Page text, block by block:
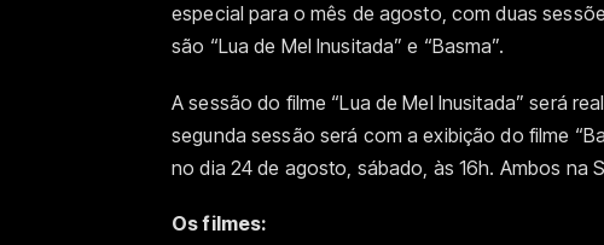
especial para o mês de agosto, com duas
são “Lua de Mel Inusitada” e “Basma”.
A sessão do filme “Lua de Mel Inusitada” será
segunda sessão será com a exibição do filme
no dia 24 de agosto, sábado, às 16h. Ambos na
Os filmes: